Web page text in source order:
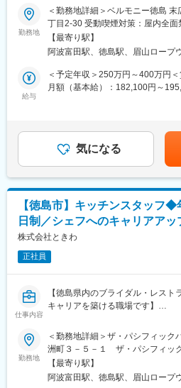
立ちするまでサポートします！
◇多様なキャリアパス
ウェディングプランナーとして経
業にも参画していく予定なので、
す。長期的なキャリアの中で企画
当社は利益率の高い事業を成長ド
収益拡大。ウェディング事業は、
維持しながら市場シェア拡大中。
に加え、サステナビリティ活動を
独自性の高い付加価値を持った「
を目指しています。
変更の範囲：会社の定める業務
■概要：
当社は、冠婚葬祭において、エリ
いニーズにお応えできる様々な商
たサービスが評価されており、年
ります。今回はさらなる事業拡大
の「互助会システム」の提案営業
す！
えて、会費を積み立てていく経済
月々の掛金を一定期間払うことに
「お葬式」などを行うことができ
■業務内容：
お客様のライフプランに合った互
ます。
＜営業スタイル＞
当社の葬儀会館や結婚式場、地域
定期的にイベントを開催しており
訪問を中心にチラシの配布やダイ
営業活動を行います。
イベントにご参加いただいたお
トにご協力いただき、お申込書の
■インセンティブについて：
インセンティブは契約内容によっ
半期に一度表彰制度があり、一定
勤務地
＜勤務地詳細＞ベルモニー徳島
丁目2-30 受動喫煙対策：屋内全
事業所
【最寄り駅】
阿波富田駅、徳島駅、眉山ロープ
給与
＜予定年収＞250万円～400万円
月額（基本給）：182,100円～
であり、選考を通じて上下する
定手当を含めた表記です。
気になる
【徳島市】キッチンスタッフ
日制／シェフへのキャリアア
株式会社ときわ
正社員
仕事内容
【徳島県内のブライダル・レス
キャリアを築ける職場です】
■業務概要
当社が運営する徳島県内のブライ
婚式・宴会での調理業務を担当し
を行いながら、お客様の特別な日
における重要な役割を担います。
勤務地
＜勤務地詳細＞ザ・パシフィック
洲町３－５－１ ザ・パシフィッ
全面禁煙変更の範囲：会社の定め
【最寄り駅】
阿波富田駅、徳島駅、眉山ロープ